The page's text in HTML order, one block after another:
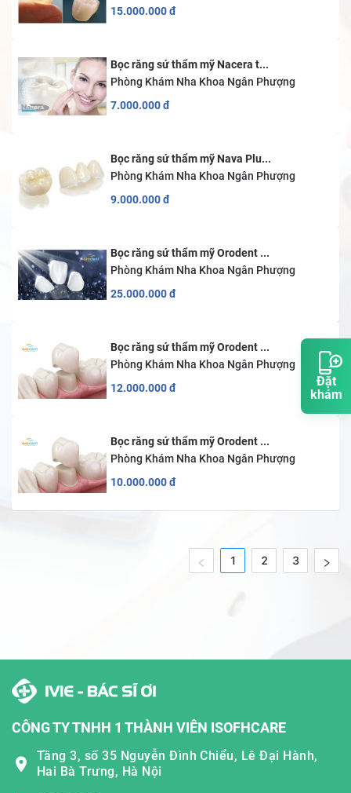
Đặt
khám
15.000.000đ
Bọc răng sứ thẩm mỹ Nacera t...
Phòng Khám Nha Khoa Ngân Phượng
7.000.000đ
Bọc răng sứ thẩm mỹ Nava Plu...
Phòng Khám Nha Khoa Ngân Phượng
9.000.000đ
Bọc răng sứ thẩm mỹ Orodent ...
Phòng Khám Nha Khoa Ngân Phượng
25.000.000đ
Bọc răng sứ thẩm mỹ Orodent ...
Phòng Khám Nha Khoa Ngân Phượng
12.000.000đ
Bọc răng sứ thẩm mỹ Orodent ...
Phòng Khám Nha Khoa Ngân Phượng
10.000.000đ
1 2 3
CÔNG TY TNHH 1 THÀNH VIÊN ISOFHCARE
Tầng 3, số 35 Nguyễn Đình Chiểu, Lê Đại Hành,
Hai Bà Trưng, Hà Nội